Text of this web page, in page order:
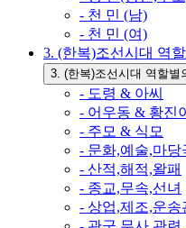
- 천 민 (남)
- 천 민 (여)
3. (한복)조선시대 역
3. (한복)조선시대 역할별
- 도령 & 아씨
- 어우동 & 황진이
- 주모 & 식모
- 문화,예술,마당
- 산적,해적,왈패
- 종교,무속,선녀
- 상업,제조,운송